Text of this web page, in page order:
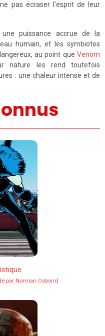
pas écraser l’esprit de leur
puissance accrue de la
humain, et les symbiotes
au point que Venom
nature les rend toutefois
: une chaleur intense et de
par Norman Osborn)